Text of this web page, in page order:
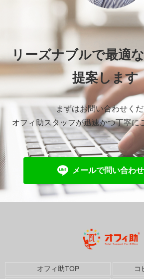
リーズナブルで最適
提案します
まずはお問い合わせく
オフィ助スタッフが迅速かつ丁寧に
メールで問い合わ
オフィ助TOP コ